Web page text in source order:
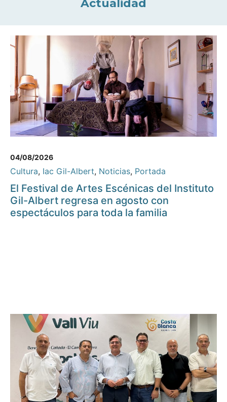
Actualidad
04/08/2026
Cultura, Iac Gil-Albert, Noticias, Portada
El Festival de Artes Escénicas del Instituto
Gil-Albert regresa en agosto con
espectáculos para toda la familia